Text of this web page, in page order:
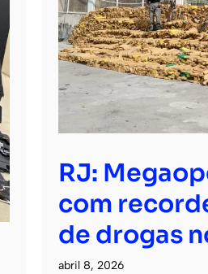
RJ:
com
de drogas
abril 8, 2026